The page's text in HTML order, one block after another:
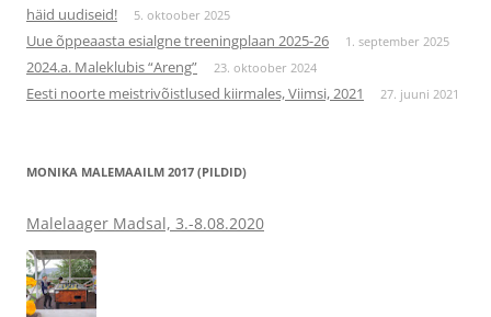
häid uudiseid!
5. oktoober 2025
Uue õppeaasta esialgne treeningplaan 2025-26 1. september 2025
2024.a. Maleklubis “Areng” 23. oktoober 2024
Eesti noorte meistrivõistlused kiirmales, Viimsi, 2021 27. juuni 2021
MONIKA MALEMAAILM 2017 (PILDID)
Malelaager Madsal, 3.-8.08.2020